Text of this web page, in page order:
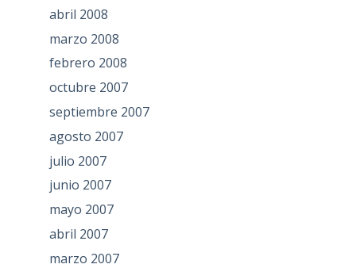
abril 2008
marzo 2008
febrero 2008
octubre 2007
septiembre 2007
agosto 2007
julio 2007
junio 2007
mayo 2007
abril 2007
marzo 2007